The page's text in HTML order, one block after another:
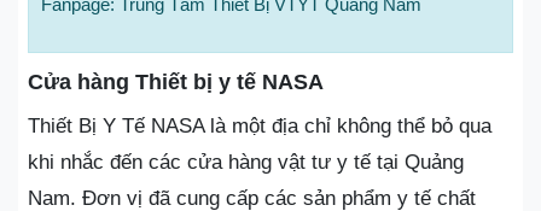
Cửa hàng Thiết bị y tế NASA
Thiết Bị Y Tế NASA là một địa chỉ không thể bỏ qua
khi nhắc đến các cửa hàng vật tư y tế tại Quảng
Nam. Đơn vị đã cung cấp các sản phẩm y tế chất